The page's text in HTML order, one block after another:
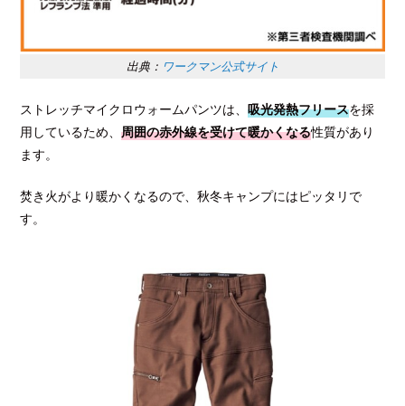
出典： ワークマン公式サイト
ストレッチマイクロウォームパンツは、吸光発熱フリースを採
用しているため、周囲の赤外線を受けて暖かくなる性質があり
ます。
焚き火がより暖かくなるので、秋冬キャンプにはピッタリで
す。